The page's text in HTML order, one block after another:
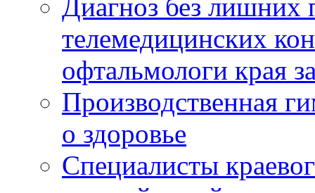
Диагноз без лишних
телемедицинских
офтальмологи края
Производственная
о здоровье
Специалисты